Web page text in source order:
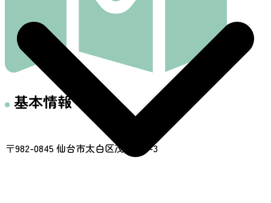
基本情報
住所
〒982-0845 仙台市太白区茂ケ崎4-3